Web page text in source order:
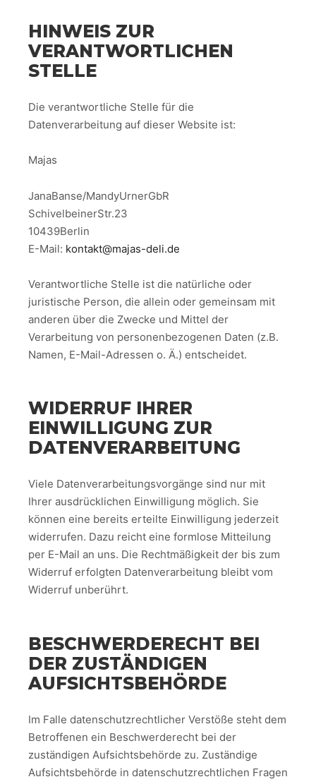
HINWEIS ZUR
VERANTWORTLICHEN
STELLE
Die verantwortliche Stelle für die
Datenverarbeitung auf dieser Website ist:
Majas
JanaBanse/MandyUrnerGbR
SchivelbeinerStr.23
10439Berlin
E-Mail: kontakt@majas-deli.de
Verantwortliche Stelle ist die natürliche oder
juristische Person, die allein oder gemeinsam mit
anderen über die Zwecke und Mittel der
Verarbeitung von personenbezogenen Daten (z.B.
Namen, E-Mail-Adressen o. Ä.) entscheidet.
WIDERRUF IHRER
EINWILLIGUNG ZUR
DATENVERARBEITUNG
Viele Datenverarbeitungsvorgänge sind nur mit
Ihrer ausdrücklichen Einwilligung möglich. Sie
können eine bereits erteilte Einwilligung jederzeit
widerrufen. Dazu reicht eine formlose Mitteilung
per E-Mail an uns. Die Rechtmäßigkeit der bis zum
Widerruf erfolgten Datenverarbeitung bleibt vom
Widerruf unberührt.
BESCHWERDERECHT BEI
DER ZUSTÄNDIGEN
AUFSICHTSBEHÖRDE
Im Falle datenschutzrechtlicher Verstöße steht dem
Betroffenen ein Beschwerderecht bei der
zuständigen Aufsichtsbehörde zu. Zuständige
Aufsichtsbehörde in datenschutzrechtlichen Fragen